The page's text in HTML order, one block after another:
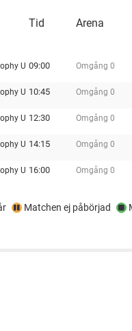
Tid Arena
U1209:00 Omgång 0
U1210:45 Omgång 0
U1212:30 Omgång 0
U1214:15 Omgång 0
U1216:00 Omgång 0
Matchen ej påbörjad